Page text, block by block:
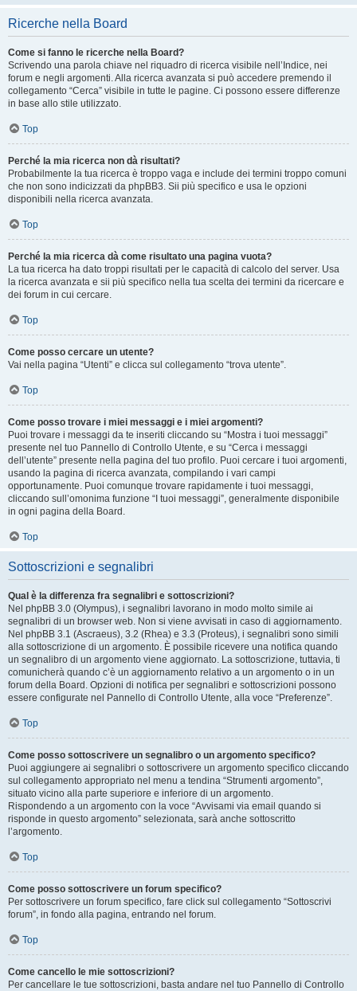
Ricerche nella Board
Come si fanno le ricerche nella Board?
Scrivendo una parola chiave nel riquadro di ricerca visibile nell’Indice, nei
forum e negli argomenti. Alla ricerca avanzata si può accedere premendo il
collegamento “Cerca” visibile in tutte le pagine. Ci possono essere differenze
in base allo stile utilizzato.
Top
Perché la mia ricerca non dà risultati?
Probabilmente la tua ricerca è troppo vaga e include dei termini troppo comuni
che non sono indicizzati da phpBB3. Sii più specifico e usa le opzioni
disponibili nella ricerca avanzata.
Top
Perché la mia ricerca dà come risultato una pagina vuota?
La tua ricerca ha dato troppi risultati per le capacità di calcolo del server. Usa
la ricerca avanzata e sii più specifico nella tua scelta dei termini da ricercare e
dei forum in cui cercare.
Top
Come posso cercare un utente?
Vai nella pagina “Utenti” e clicca sul collegamento “trova utente”.
Top
Come posso trovare i miei messaggi e i miei argomenti?
Puoi trovare i messaggi da te inseriti cliccando su “Mostra i tuoi messaggi”
presente nel tuo Pannello di Controllo Utente, e su “Cerca i messaggi
dell’utente” presente nella pagina del tuo profilo. Puoi cercare i tuoi argomenti,
usando la pagina di ricerca avanzata, compilando i vari campi
opportunamente. Puoi comunque trovare rapidamente i tuoi messaggi,
cliccando sull’omonima funzione “I tuoi messaggi”, generalmente disponibile
in ogni pagina della Board.
Top
Sottoscrizioni e segnalibri
Qual è la differenza fra segnalibri e sottoscrizioni?
Nel phpBB 3.0 (Olympus), i segnalibri lavorano in modo molto simile ai
segnalibri di un browser web. Non si viene avvisati in caso di aggiornamento.
Nel phpBB 3.1 (Ascraeus), 3.2 (Rhea) e 3.3 (Proteus), i segnalibri sono simili
alla sottoscrizione di un argomento. È possibile ricevere una notifica quando
un segnalibro di un argomento viene aggiornato. La sottoscrizione, tuttavia, ti
comunicherà quando c’è un aggiornamento relativo a un argomento o in un
forum della Board. Opzioni di notifica per segnalibri e sottoscrizioni possono
essere configurate nel Pannello di Controllo Utente, alla voce “Preferenze”.
Top
Come posso sottoscrivere un segnalibro o un argomento specifico?
Puoi aggiungere ai segnalibri o sottoscrivere un argomento specifico cliccando
sul collegamento appropriato nel menu a tendina “Strumenti argomento”,
situato vicino alla parte superiore e inferiore di un argomento.
Rispondendo a un argomento con la voce “Avvisami via email quando si
risponde in questo argomento” selezionata, sarà anche sottoscritto
l’argomento.
Top
Come posso sottoscrivere un forum specifico?
Per sottoscrivere un forum specifico, fare click sul collegamento “Sottoscrivi
forum”, in fondo alla pagina, entrando nel forum.
Top
Come cancello le mie sottoscrizioni?
Per cancellare le tue sottoscrizioni, basta andare nel tuo Pannello di Controllo